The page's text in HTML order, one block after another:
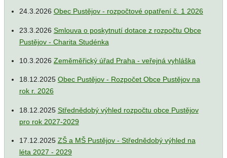
24.3.2026 Obec Pustějov - rozpočtové opatření č. 1 2026
23.3.2026 Smlouva o poskytnutí dotace z rozpočtu Obce
Pustějov - Charita Studénka
10.3.2026 Zeměměřický úřad Praha - veřejná vyhláška
18.12.2025 Obec Pustějov - Rozpočet Obce Pustějov na
rok r. 2026
18.12.2025 Střednědobý výhled rozpočtu obce Pustějov
pro rok 2027-2029
17.12.2025 ZŠ a MŠ Pustějov - Střednědobý výhled na
léta 2027 - 2029